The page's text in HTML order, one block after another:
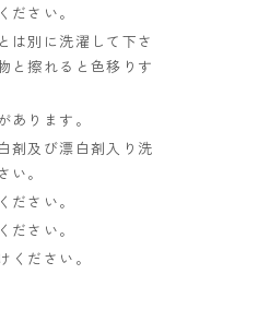
ださい。
は別に洗濯して下さ
と擦れると色移りす
あります。
剤及び漂白剤入り洗
。
ださい。
ださい。
ください。